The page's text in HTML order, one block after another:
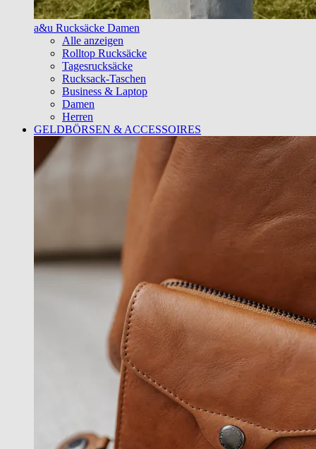
a&u Rucksäcke Damen
Alle anzeigen
Rolltop Rucksäcke
Tagesrucksäcke
Rucksack-Taschen
Business & Laptop
Damen
Herren
GELDBÖRSEN & ACCESSOIRES